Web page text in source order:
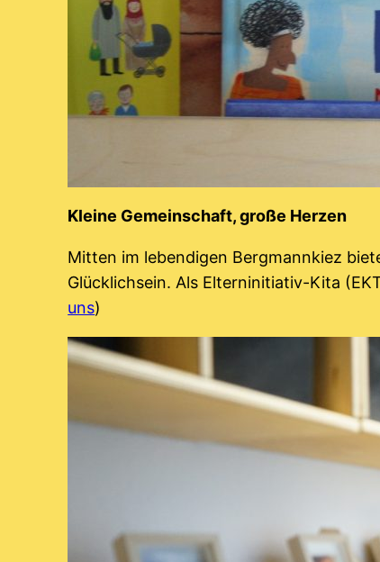
Kleine Gemeinschaft, große Herzen
Mitten im lebendigen Bergmannkiez
Glücklichsein. Als Elterninitiativ-Kita
uns)